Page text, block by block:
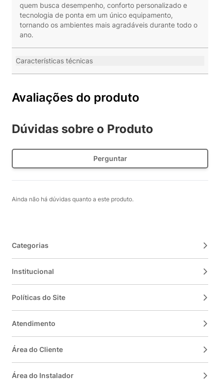
quem busca desempenho, conforto personalizado e
tecnologia de ponta em um único equipamento,
tornando os ambientes mais agradáveis durante todo o
ano.
Características técnicas
Avaliações do produto
Dúvidas sobre o Produto
Perguntar
Ainda não há dúvidas quanto a este produto.
Categorias
Institucional
Políticas do Site
Atendimento
Área do Cliente
Área do Instalador